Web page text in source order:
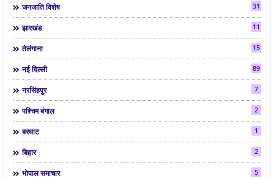
जनजाति विशेष 31
झारखंड 11
तेलंगाना 15
नई दिल्ली 89
नरसिंहपुर 7
पश्चिम बंगाल 2
बरघाट 1
बिहार 2
भोपाल समाचार 5